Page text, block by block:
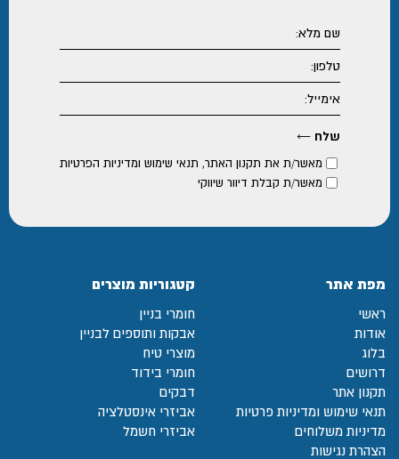
מאשר/ת את תקנון האתר, תנאי שימוש ומדיניות הפרטיות
מאשר/ת קבלת דיוור שיווקי
מפת אתר
ראשי
אודות
בלוג
דרושים
תקנון אתר
תנאי שימוש ומדיניות פרטיות
מדיניות משלוחים
הצהרת נגישות
קטגוריות מוצרים
חומרי בניין
אבקות ותוספים לבניין
מוצרי טיח
חומרי בידוד
דבקים
אביזרי אינסטלציה
אביזרי חשמל